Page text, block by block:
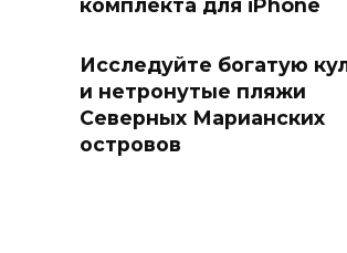
комплекта для iPhone
Исследуйте богатую
и нетронутые пляжи
Северных Марианских
островов